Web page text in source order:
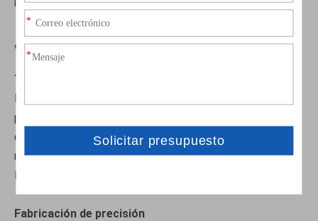
¿Por qué elegirnos?
Tecnología de recubrimiento avanzada
Nuestros
pulverización catódica por haz de iones (IBS) y
evaporación por haz de electrones para lograr
recubrimientos uniformes y duraderos con valores LIDT
líderes en la industria.
Fabricación de precisión